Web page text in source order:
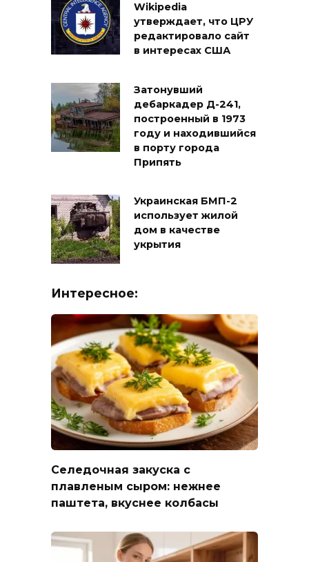
Wikipedia
утверждает, что ЦРУ
редактировало сайт
в интересах США
Затонувший
дебаркадер Д-241,
построенный в 1973
году и находившийся
в порту города
Припять
Украинская БМП-2
использует жилой
дом в качестве
укрытия
Интересное:
Селедочная закуска с
плавленым сыром: нежнее
паштета, вкуснее колбасы